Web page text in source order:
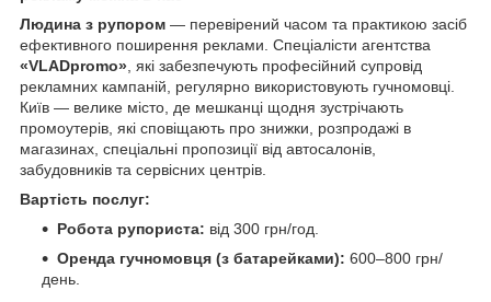
Людина з рупором — перевірений часом та практикою засіб
ефективного поширення реклами. Спеціалісти агентства
«VLADpromo» , які забезпечують професійний супровід
рекламних кампаній, регулярно використовують гучномовці.
Київ — велике місто, де мешканці щодня зустрічають
промоутерів, які сповіщають про знижки, розпродажі в
магазинах, спеціальні пропозиції від автосалонів,
забудовників та сервісних центрів.
Вартість послуг:
Робота рупориста: від 300 грн/год.
Оренда гучномовця (з батарейками): 600–800 грн/
день.